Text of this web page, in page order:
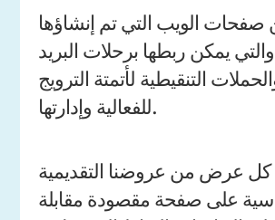
صفحات الويب التي تم إنشاؤها
يمكن ربطها برحلات البريد
التنقيطية لأتمتة الترويج
للفعالية وإدارتها.
كل عرض من عروضنا التقديمية
على صفحة مقصودة مقابلة